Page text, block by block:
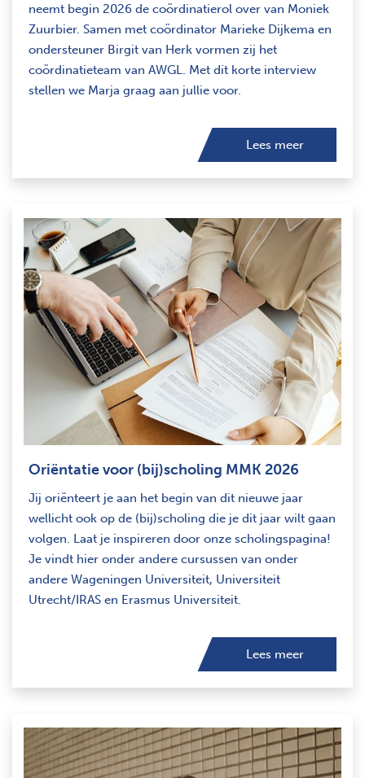
neemt begin 2026 de coördinatierol over van Moniek
Zuurbier. Samen met coördinator Marieke Dijkema en
ondersteuner Birgit van Herk vormen zij het
coördinatieteam van AWGL. Met dit korte interview
stellen we Marja graag aan jullie voor.
Lees meer
Oriëntatie voor (bij)scholing MMK 2026
Jij oriënteert je aan het begin van dit nieuwe jaar
wellicht ook op de (bij)scholing die je dit jaar wilt gaan
volgen. Laat je inspireren door onze scholingspagina!
Je vindt hier onder andere cursussen van onder
andere Wageningen Universiteit, Universiteit
Utrecht/IRAS en Erasmus Universiteit.
Lees meer